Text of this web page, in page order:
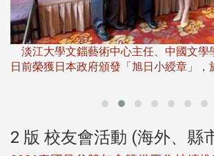
淡江大學文錙藝術中心主任、中國文學
日前榮獲日本政府頒發「旭日小綬章」，
2 版 校友會活動 (海外、縣